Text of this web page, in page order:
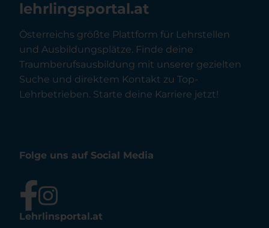
lehrlingsportal.at
Österreichs größte Plattform für Lehrstellen
und Ausbildungsplätze. Finde deine
Traumberufsausbildung mit unserer gezielten
Suche und direktem Kontakt zu Top-
Lehrbetrieben. Starte deine Karriere jetzt!
Folge uns auf Social Media
Lehrlinsportal.at